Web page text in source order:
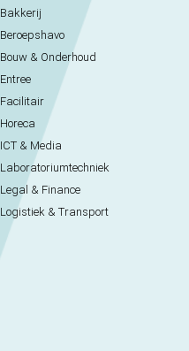
Bakkerij
Beroepshavo
Bouw & Onderhoud
Entree
Facilitair
Horeca
ICT & Media
Laboratoriumtechniek
Legal & Finance
Logistiek & Transport